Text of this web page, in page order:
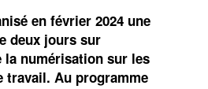
en février 2024 une
deux jours sur
la numérisation sur les
travail. Au programme